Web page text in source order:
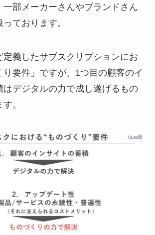
一部メーカーさんやブランドさん
ております。
定義したサブスクリプションにお
り要件」ですが、1つ目の顧客のイ
はデジタルの力で成し遂げるもの
。